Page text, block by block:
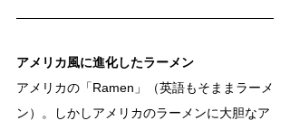
アメリカ風に進化したラーメン
アメリカの「Ramen」（英語もそままラーメ
ン）。しかしアメリカのラーメンに大胆なア